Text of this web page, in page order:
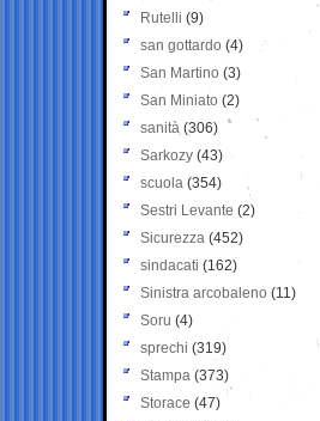
Rutelli (9)
san gottardo (4)
San Martino (3)
San Miniato (2)
sanità (306)
Sarkozy (43)
scuola (354)
Sestri Levante (2)
Sicurezza (452)
sindacati (162)
Sinistra arcobaleno (11)
Soru (4)
sprechi (319)
Stampa (373)
Storace (47)